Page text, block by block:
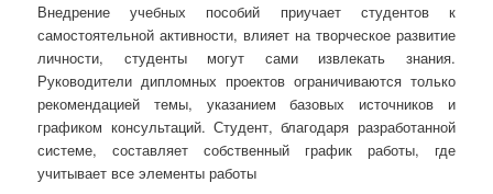
Внедрение учебных пособий приучает студентов к
самостоятельной активности, влияет на творческое развитие
личности, студенты могут сами извлекать знания.
Руководители дипломных проектов ограничиваются только
рекомендацией темы, указанием базовых источников и
графиком консультаций. Студент, благодаря разработанной
системе, составляет собственный график работы, где
учитывает все элементы работы